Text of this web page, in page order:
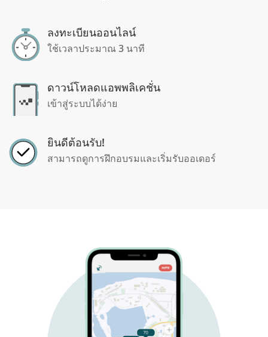
ลงทะเบียนออนไลน์
ใช้เวลาประมาณ 3 นาที
ดาวน์โหลดแอพพลิเคชั่น
เข้าสู่ระบบได้ง่าย
ยินดีต้อนรับ!
สามารถดูการฝึกอบรมและเริ่มรับออเดอร์